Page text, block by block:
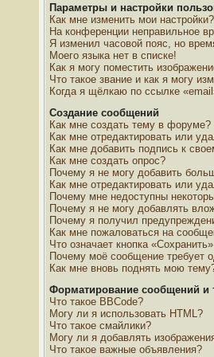
Параметры и настройки
Как мне изменить мои настройки?
На конференции неправильное
Я изменил часовой пояс, но
Моего языка нет в списке!
Как я могу поместить
Что такое звание и как я могу
Когда я щёлкаю по ссылке
Создание сообщений
Как мне создать тему в форуме?
Как мне отредактировать или
Как мне добавить подпись к
Как мне создать опрос?
Почему я не могу добавить
Как мне отредактировать или
Почему мне недоступны
Почему я не могу добавлять
Почему я получил
Как мне пожаловаться на
Что означает кнопка
Почему моё сообщение требует
Как мне вновь поднять мою
Форматирование сообщений и
Что такое BBCode?
Могу ли я использовать HTML?
Что такое смайлики?
Могу ли я добавлять
Что такое важные объявления?